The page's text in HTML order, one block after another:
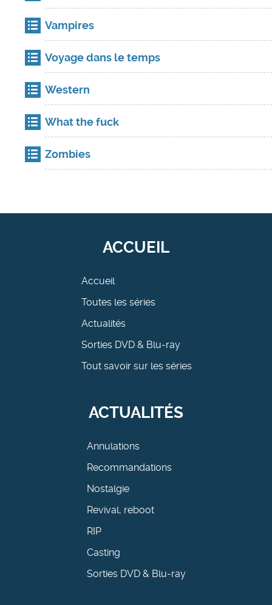
Vampires
Voyage dans le temps
Western
What the fuck
Zombies
ACCUEIL
Accueil
Toutes les séries
Actualités
Sorties DVD & Blu-ray
Tout savoir sur les séries
ACTUALITÉS
Annulations
Recommandations
Nostalgie
Revival, reboot
RIP
Casting
Sorties DVD & Blu-ray